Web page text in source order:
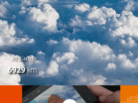
Afstand
6929km